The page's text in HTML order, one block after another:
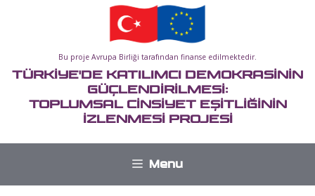
Bu proje Avrupa Birliği tarafından finanse edilmektedir.
TÜRKİYE'DE KATILIMCI DEMOKRASİNİN
GÜÇLENDİRİLMESİ:
TOPLUMSAL CİNSİYET EŞİTLİĞİNİN
İZLENMESİ PROJESİ
Menu